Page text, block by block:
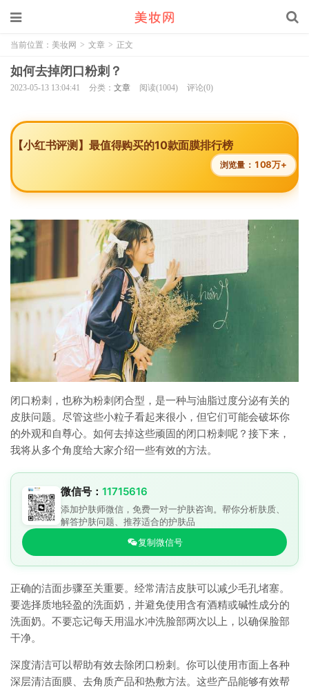
当前位置： 美妆网 > 文章 > 正文
如何去掉闭口粉刺？
2023-05-13 13:04:41 分类： 文章 阅读(1004) 评论(0)
【小红书评测】最值得购买的10款面膜排行榜
浏览量： 108万+
闭口粉刺，也称为粉刺闭合型，是一种与油脂过度分泌有关的
皮肤问题。尽管这些小粒子看起来很小，但它们可能会破坏你
的外观和自尊心。如何去掉这些顽固的闭口粉刺呢？接下来，
我将从多个角度给大家介绍一些有效的方法。
微信号： 11715616
添加护肤师微信，免费一对一护肤咨询。帮你分析肤质、
解答护肤问题、推荐适合的护肤品
复制微信号
正确的洁面步骤至关重要。经常清洁皮肤可以减少毛孔堵塞。
要选择质地轻盈的洗面奶，并避免使用含有酒精或碱性成分的
洗面奶。不要忘记每天用温水冲洗脸部两次以上，以确保脸部
干净。
深度清洁可以帮助有效去除闭口粉刺。你可以使用市面上各种
深层清洁面膜、去角质产品和热敷方法。这些产品能够有效帮